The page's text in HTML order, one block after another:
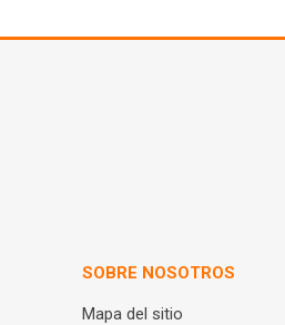
SOBRE NOSOTROS
Mapa del sitio